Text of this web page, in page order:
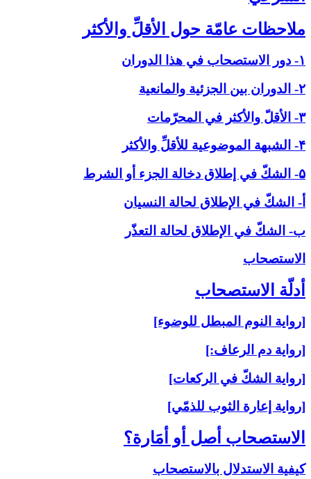
ملاحظات عامّة حول الأقلِّ والأكثر
۱- دور الاستصحاب في هذا الدوران
۲- الدوران بين الجزئية والمانعية
۳- الأقلّ والأكثر في المحرّمات
۴- الشبهة الموضوعية للأقلِّ والأكثر
۵- الشكّ في إطلاق دخالة الجزء أو الشرط
أ- الشكّ في الإطلاق لحالة النسيان
ب- الشكّ في الإطلاق لحالة التعذّر
الاستصحاب‏
أدلّة الاستصحاب‏
[رواية النوم المبطل للوضوء]
[رواية دم الرعاف:]
[رواية الشكّ في الركعات]
[رواية إعارة الثوب للذمّي]
الاستصحاب أصل أو أمَارة؟
كيفية الاستدلال بالاستصحاب